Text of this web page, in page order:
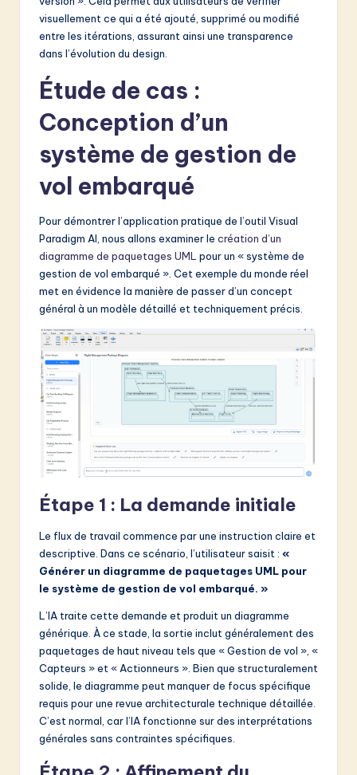
visuellement ce qui a été ajouté, supprimé ou modifié
entre les itérations, assurant ainsi une transparence
dans l’évolution du design.
Étude de cas :
Conception d’un
système de gestion de
vol embarqué
Pour démontrer l’application pratique de l’outil Visual
Paradigm AI, nous allons examiner le création d’un
diagramme de paquetages UML pour un « système de
gestion de vol embarqué ». Cet exemple du monde réel
met en évidence la manière de passer d’un concept
général à un modèle détaillé et techniquement précis.
Étape 1 : La demande initiale
Le flux de travail commence par une instruction claire et
descriptive. Dans ce scénario, l’utilisateur saisit : «
Générer un diagramme de paquetages UML pour
le système de gestion de vol embarqué. »
L’IA traite cette demande et produit un diagramme
générique. À ce stade, la sortie inclut généralement des
paquetages de haut niveau tels que « Gestion de vol », «
Capteurs » et « Actionneurs ». Bien que structuralement
solide, le diagramme peut manquer de focus spécifique
requis pour une revue architecturale technique détaillée.
C’est normal, car l’IA fonctionne sur des interprétations
générales sans contraintes spécifiques.